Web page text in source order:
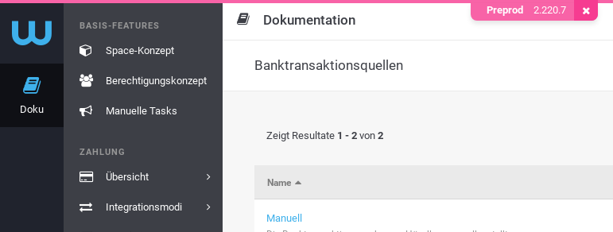
Doku
BASIS-FEATURES
Space-Konzept
Berechtigungskonzept
Manuelle Tasks
ZAHLUNG
Übersicht
Integrationsmodi
Dokumentation
Banktransaktionsquellen
Zeigt Resultate 1 - 2 von 2
Manuell
Name
Preprod 2.220.7